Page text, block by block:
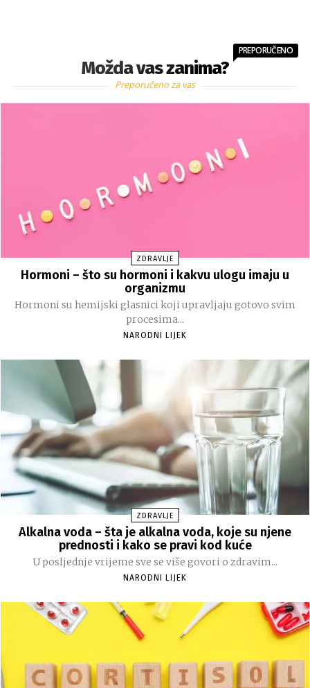
Možda vas zanima?
PREPORUČENO
Preporučeno za vas
ZDRAVLJE
Hormoni – što su hormoni i kakvu ulogu imaju u
organizmu
Hormoni su hemijski glasnici koji upravljaju gotovo svim
procesima...
NARODNI LIJEK
ZDRAVLJE
Alkalna voda – šta je alkalna voda, koje su njene
prednosti i kako se pravi kod kuće
U posljednje vrijeme sve se više govori o zdravim...
NARODNI LIJEK